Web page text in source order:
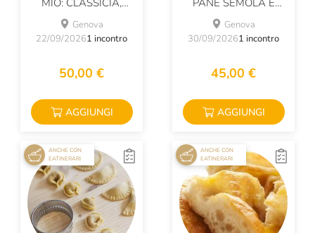
MIO: CLASSICIA,
CIPOLLA O DI
PATATE?
Genova
22/09/20261 incontro
50,00 €
AGGIUNGI
PANE SEMOLA E
SESAMO
Genova
30/09/20261 incontro
45,00 €
AGGIUNGI
ANCHE CON
EATINERARI
ANCHE CON
EATINERARI